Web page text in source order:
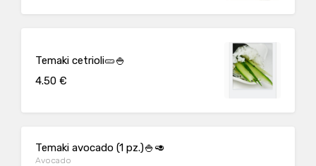
Temaki cetrioli🥒🍚
4.50 €
Temaki avocado (1 pz.)🍚🥑
Avocado